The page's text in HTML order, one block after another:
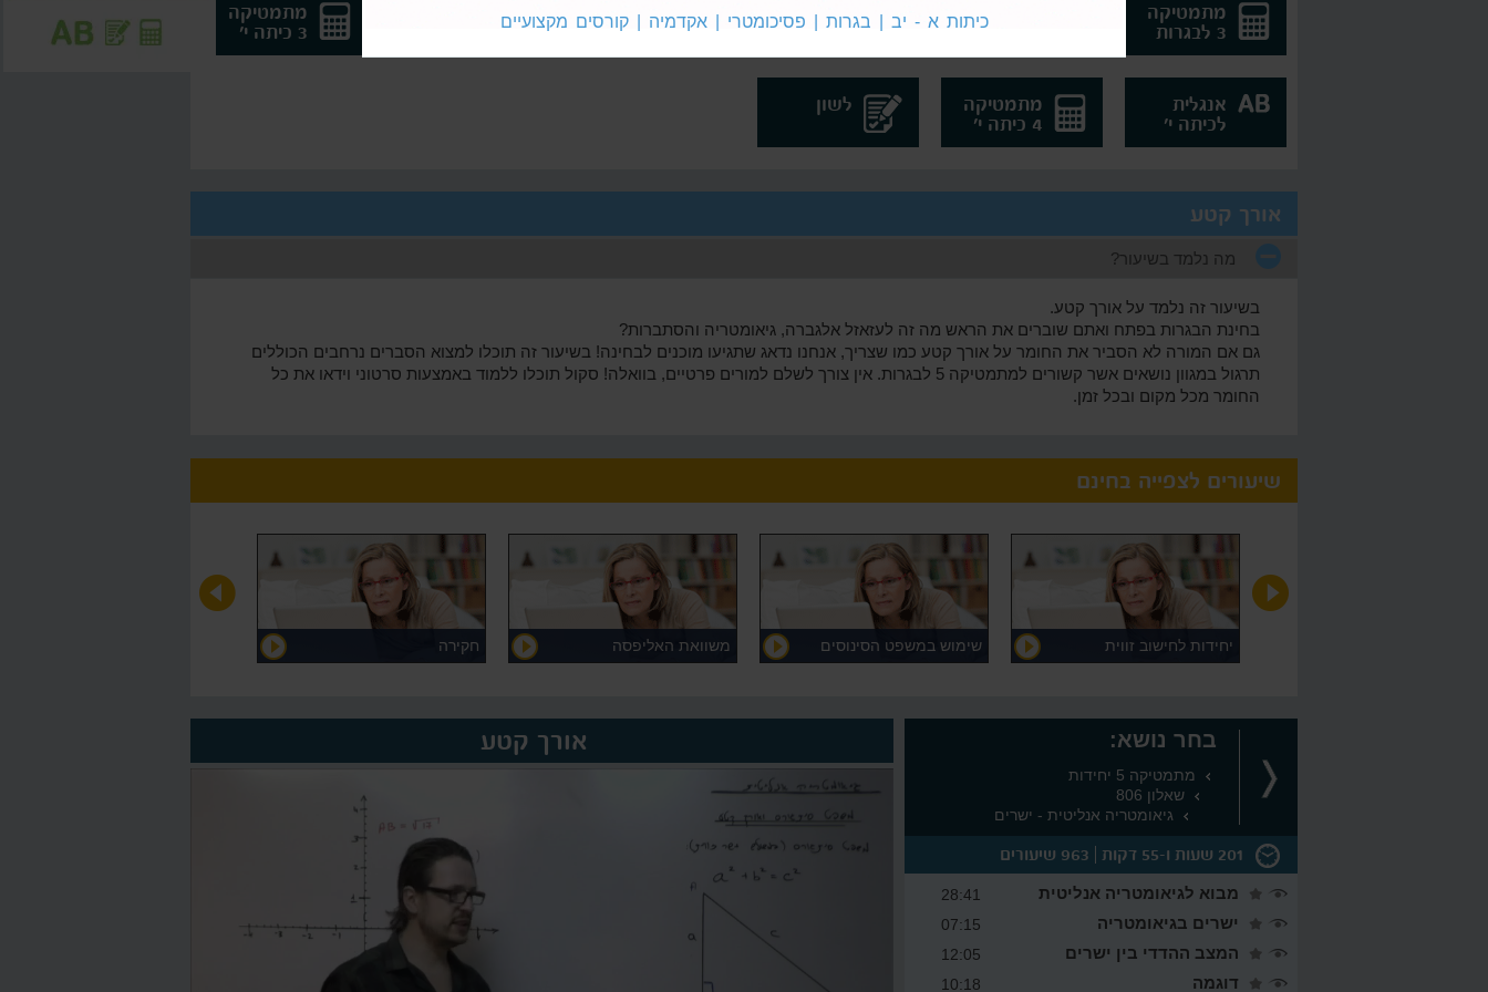
מתמטיקה
3 לבגרות
מתמטיקה
מתמטיקה
5 לבגרות
אנגלית 4
לבגרות
מתמטיקה
3 כיתה י'
אנגלית
לכיתה י'
מתמטיקה
4 כיתה י'
לשון
אורך קטע
מה נלמד בשיעור?
בשיעור זה נלמד על אורך קטע.
בחינת הבגרות בפתח ואתם שוברים את הראש מה זה לעזאזל אלגברה, גיאומטריה והסתברות?
גם אם המורה לא הסביר את החומר על אורך קטע כמו שצריך, אנחנו נדאג שתגיעו מוכנים לבחינה! בשיעור זה תוכלו למצוא הסברים נרחבים הכוללים
תרגול במגוון נושאים אשר קשורים למתמטיקה 5 לבגרות. אין צורך לשלם למורים פרטיים, בוואלה! סקול תוכלו ללמוד באמצעות סרטוני וידאו את כל
החומר מכל מקום ובכל זמן.
שיעורים לצפייה בחינם
חקירה משוואת האליפסה שימוש במשפט הסינוסים יחידות לחישוב זווית
אורך קטע בחר נושא:
מתמטיקה 5 יחידות
שאלון 806
גיאומטריה אנליטית - ישרים
201 שעות ו-55 דקות 963 שיעורים
מבוא לגיאומטריה אנליטית 28:41
ישרים בגיאומטריה 07:15
המצב ההדדי בין ישרים 12:05
דוגמה 10:18
כיתות א - יב | בגרות | פסיכומטרי | אקדמיה | קורסים מקצועיים